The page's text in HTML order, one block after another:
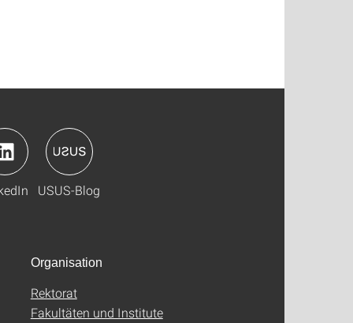
USUS-Blog
Organisation
Rektorat
Fakultäten und Institute